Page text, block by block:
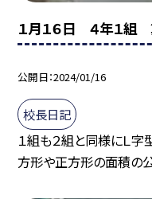
１月１６日 ４年１組
公開日 2024/01/16
校長日記
１組も２組と同様にＬ
方形や正方形の面積の